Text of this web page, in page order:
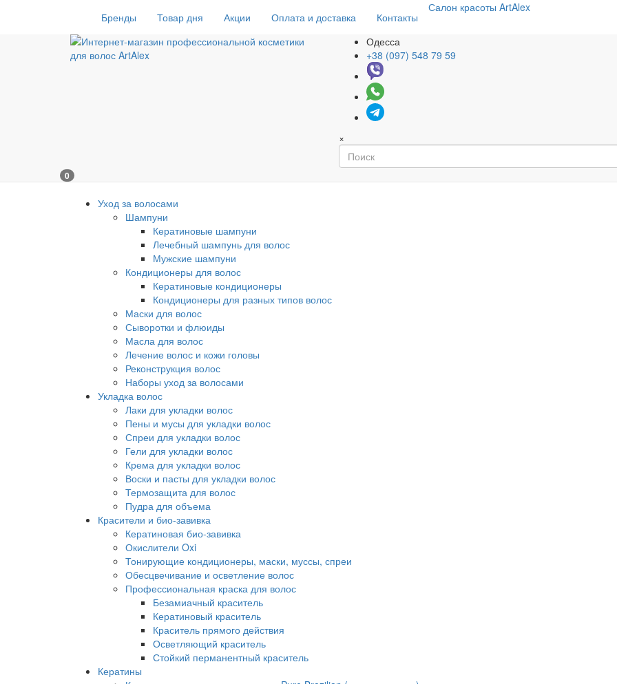
Бренды Товар дня Акции Оплата и доставка Контакты
Салон красоты ArtAlex
Одесса
+38 (097) 548 79 59
×
0
Уход за волосами
Шампуни
Кератиновые шампуни
Лечебный шампунь для волос
Мужские шампуни
Кондиционеры для волос
Кератиновые кондиционеры
Кондиционеры для разных типов волос
Маски для волос
Сыворотки и флюиды
Масла для волос
Лечение волос и кожи головы
Реконструкция волос
Наборы уход за волосами
Укладка волос
Лаки для укладки волос
Пены и мусы для укладки волос
Спреи для укладки волос
Гели для укладки волос
Крема для укладки волос
Воски и пасты для укладки волос
Термозащита для волос
Пудра для объема
Красители и био-завивка
Кератиновая био-завивка
Окислители Oxi
Тонирующие кондиционеры, маски, муссы, спреи
Обесцвечивание и осветление волос
Профессиональная краска для волос
Безамиачный краситель
Кератиновый краситель
Краситель прямого действия
Осветляющий краситель
Стойкий перманентный краситель
Кератины